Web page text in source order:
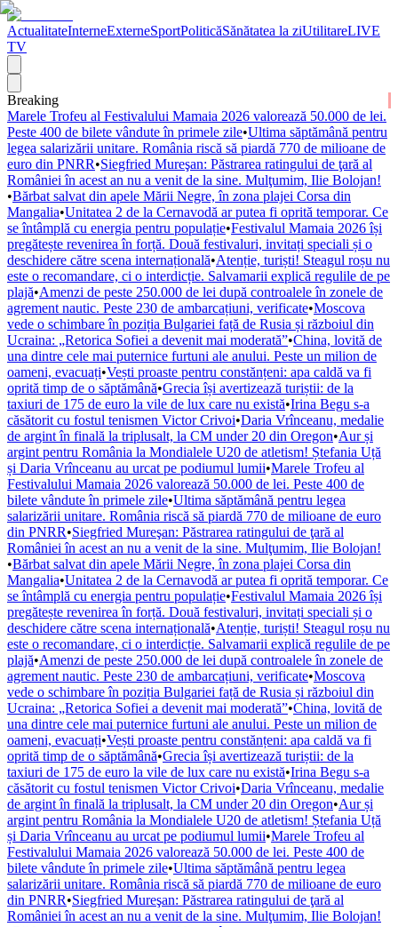
ActualitateInterneExterneSportPoliticăSănătatea la ziUtilitareLIVE
TV
Breaking
Marele Trofeu al Festivalului Mamaia 2026 valorează 50.000 de lei.
Peste 400 de bilete vândute în primele zile•Ultima săptămână pentru
legea salarizării unitare. România riscă să piardă 770 de milioane de
euro din PNRR•Siegfried Mureşan: Păstrarea ratingului de ţară al
României în acest an nu a venit de la sine. Mulţumim, Ilie Bolojan!
•Bărbat salvat din apele Mării Negre, în zona plajei Corsa din
Mangalia•Unitatea 2 de la Cernavodă ar putea fi oprită temporar. Ce
se întâmplă cu energia pentru populație•Festivalul Mamaia 2026 își
pregătește revenirea în forță. Două festivaluri, invitați speciali și o
deschidere către scena internațională•Atenție, turiști! Steagul roșu nu
este o recomandare, ci o interdicție. Salvamarii explică regulile de pe
plajă•Amenzi de peste 250.000 de lei după controalele în zonele de
agrement nautic. Peste 230 de ambarcațiuni, verificate•Moscova
vede o schimbare în poziția Bulgariei față de Rusia și războiul din
Ucraina: „Retorica Sofiei a devenit mai moderată”•China, lovită de
una dintre cele mai puternice furtuni ale anului. Peste un milion de
oameni, evacuați•Vești proaste pentru constănțeni: apa caldă va fi
oprită timp de o săptămână•Grecia își avertizează turiștii: de la
taxiuri de 175 de euro la vile de lux care nu există•Irina Begu s-a
căsătorit cu fostul tenismen Victor Crivoi•Daria Vrînceanu, medalie
de argint în finală la triplusalt, la CM under 20 din Oregon•Aur și
argint pentru România la Mondialele U20 de atletism! Ștefania Uță
și Daria Vrînceanu au urcat pe podiumul lumii•Marele Trofeu al
Festivalului Mamaia 2026 valorează 50.000 de lei. Peste 400 de
bilete vândute în primele zile•Ultima săptămână pentru legea
salarizării unitare. România riscă să piardă 770 de milioane de euro
din PNRR•Siegfried Mureşan: Păstrarea ratingului de ţară al
României în acest an nu a venit de la sine. Mulţumim, Ilie Bolojan!
•Bărbat salvat din apele Mării Negre, în zona plajei Corsa din
Mangalia•Unitatea 2 de la Cernavodă ar putea fi oprită temporar. Ce
se întâmplă cu energia pentru populație•Festivalul Mamaia 2026 își
pregătește revenirea în forță. Două festivaluri, invitați speciali și o
deschidere către scena internațională•Atenție, turiști! Steagul roșu nu
este o recomandare, ci o interdicție. Salvamarii explică regulile de pe
plajă•Amenzi de peste 250.000 de lei după controalele în zonele de
agrement nautic. Peste 230 de ambarcațiuni, verificate•Moscova
vede o schimbare în poziția Bulgariei față de Rusia și războiul din
Ucraina: „Retorica Sofiei a devenit mai moderată”•China, lovită de
una dintre cele mai puternice furtuni ale anului. Peste un milion de
oameni, evacuați•Vești proaste pentru constănțeni: apa caldă va fi
oprită timp de o săptămână•Grecia își avertizează turiștii: de la
taxiuri de 175 de euro la vile de lux care nu există•Irina Begu s-a
căsătorit cu fostul tenismen Victor Crivoi•Daria Vrînceanu, medalie
de argint în finală la triplusalt, la CM under 20 din Oregon•Aur și
argint pentru România la Mondialele U20 de atletism! Ștefania Uță
și Daria Vrînceanu au urcat pe podiumul lumii•Marele Trofeu al
Festivalului Mamaia 2026 valorează 50.000 de lei. Peste 400 de
bilete vândute în primele zile•Ultima săptămână pentru legea
salarizării unitare. România riscă să piardă 770 de milioane de euro
din PNRR•Siegfried Mureşan: Păstrarea ratingului de ţară al
României în acest an nu a venit de la sine. Mulţumim, Ilie Bolojan!